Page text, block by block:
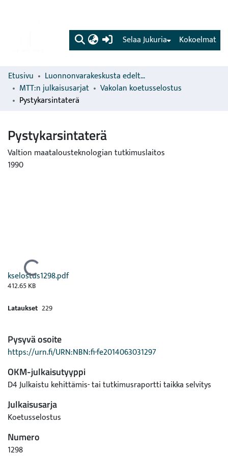
(current) Kokoelmat
Selaa Jukuria
Etusivu
Luonnonvarakeskusta edeltävien organisaatioiden sarjat
MTT:n julkaisusarjat
Vakolan koetusselostus
Pystykarsintaterä
Pystykarsintaterä
Valtion maatalousteknologian tutkimuslaitos
1990
Ladataan...
kselostus1298.pdf
412.65 KB
Lataukset 229
Pysyvä osoite
https://urn.fi/URN:NBN:fi-fe2014063031297
OKM-julkaisutyyppi
D4 Julkaistu kehittämis- tai tutkimusraportti taikka selvitys
Julkaisusarja
Koetusselostus
Numero
1298